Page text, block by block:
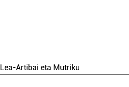
Lea-Artibai eta Mutriku